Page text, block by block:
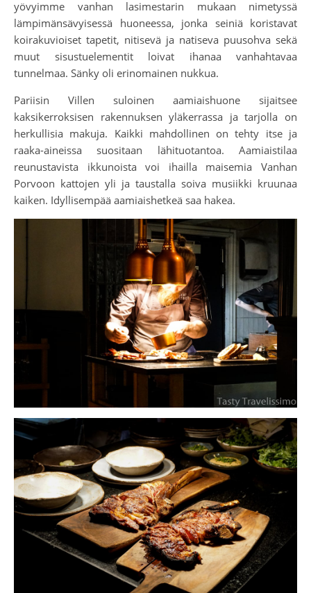
yövyimme vanhan lasimestarin mukaan nimetyssä
lämpimänsävyisessä huoneessa, jonka seiniä koristavat
koirakuvioiset tapetit, nitisevä ja natiseva puusohva sekä
muut sisustuelementit loivat ihanaa vanhahtavaa
tunnelmaa. Sänky oli erinomainen nukkua.
Pariisin Villen suloinen aamiaishuone sijaitsee
kaksikerroksisen rakennuksen yläkerrassa ja tarjolla on
herkullisia makuja. Kaikki mahdollinen on tehty itse ja
raaka-aineissa suositaan lähituotantoa. Aamiaistilaa
reunustavista ikkunoista voi ihailla maisemia Vanhan
Porvoon kattojen yli ja taustalla soiva musiikki kruunaa
kaiken. Idyllisempää aamiaishetkeä saa hakea.